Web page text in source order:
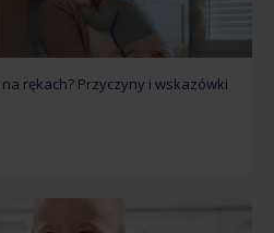
rękach? Przyczyny i wskazówki